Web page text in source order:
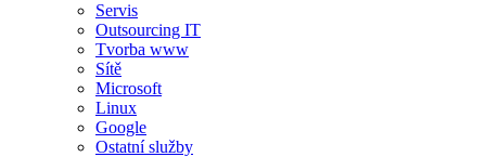
Servis
Outsourcing IT
Tvorba www
Sítě
Microsoft
Linux
Google
Ostatní služby